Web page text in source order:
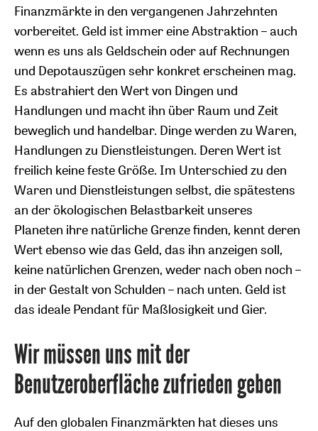
Finanzmärkte in den vergangenen Jahrzehnten
vorbereitet. Geld ist immer eine Abstraktion – auch
wenn es uns als Geldschein oder auf Rechnungen
und Depotauszügen sehr konkret erscheinen mag.
Es abstrahiert den Wert von Dingen und
Handlungen und macht ihn über Raum und Zeit
beweglich und handelbar. Dinge werden zu Waren,
Handlungen zu Dienstleistungen. Deren Wert ist
freilich keine feste Größe. Im Unterschied zu den
Waren und Dienstleistungen selbst, die spätestens
an der ökologischen Belastbarkeit unseres
Planeten ihre natürliche Grenze finden, kennt deren
Wert ebenso wie das Geld, das ihn anzeigen soll,
keine natürlichen Grenzen, weder nach oben noch –
in der Gestalt von Schulden – nach unten. Geld ist
das ideale Pendant für Maßlosigkeit und Gier.
Wir müssen uns mit der
Benutzeroberfläche zufrieden geben
Auf den globalen Finanzmärkten hat dieses uns